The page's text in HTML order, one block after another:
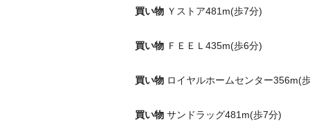
買い物 Ｙストア481m(歩7分)
買い物 ＦＥＥＬ435m(歩6分)
買い物 ロイヤルホームセンター356m(
買い物 サンドラッグ481m(歩7分)